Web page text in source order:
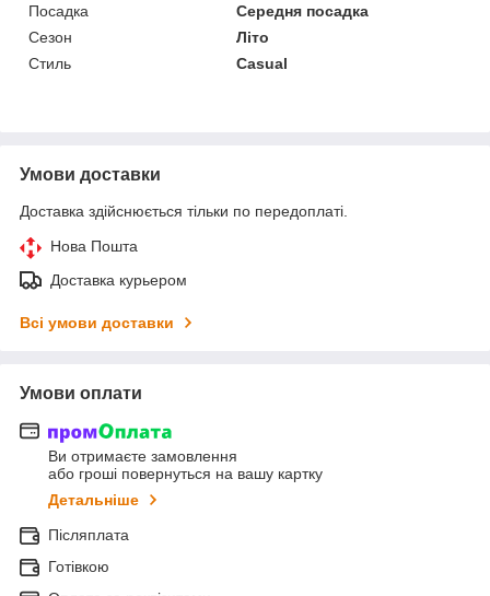
Посадка
Середня посадка
Сезон
Літо
Стиль
Casual
Умови доставки
Доставка здійснюється тільки по передоплаті.
Нова Пошта
Доставка курьером
Всі умови доставки
Умови оплати
Ви отримаєте замовлення
або гроші повернуться на вашу картку
Детальніше
Післяплата
Готівкою